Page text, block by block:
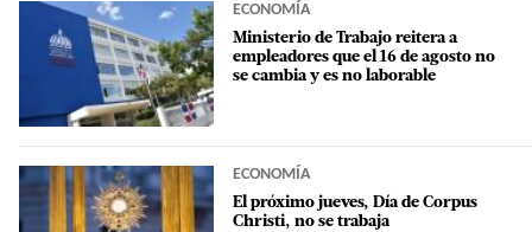
ECONOMÍA
Ministerio de Trabajo reitera a
empleadores que el 16 de agosto no
se cambia y es no laborable
ECONOMÍA
El próximo jueves, Día de Corpus
Christi, no se trabaja